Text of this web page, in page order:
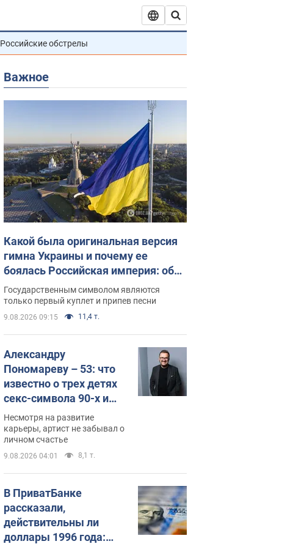
Российские обстрелы
Важное
Какой была оригинальная версия
гимна Украины и почему ее
боялась Российская империя: об
этом не рассказывают в школе
Государственным символом являются
только первый куплет и припев песни
9.08.2026 09:15 11,4 т.
Александру
Пономареву – 53: что
известно о трех детях
секс-символа 90-х и
как они выглядят
Несмотря на развитие
карьеры, артист не забывал о
личном счастье
9.08.2026 04:01 8,1 т.
В ПриватБанке
рассказали,
действительны ли
доллары 1996 года: